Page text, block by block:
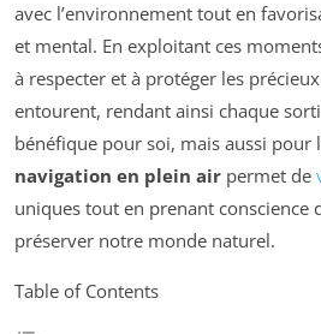
avec l’environnement tout en
et mental. En exploitant ces
à respecter et à protéger les
entourent, rendant ainsi chaque
bénéfique pour soi, mais aussi pour
navigation en plein air permet de
uniques tout en prenant conscience
préserver notre monde naturel.
Table of Contents